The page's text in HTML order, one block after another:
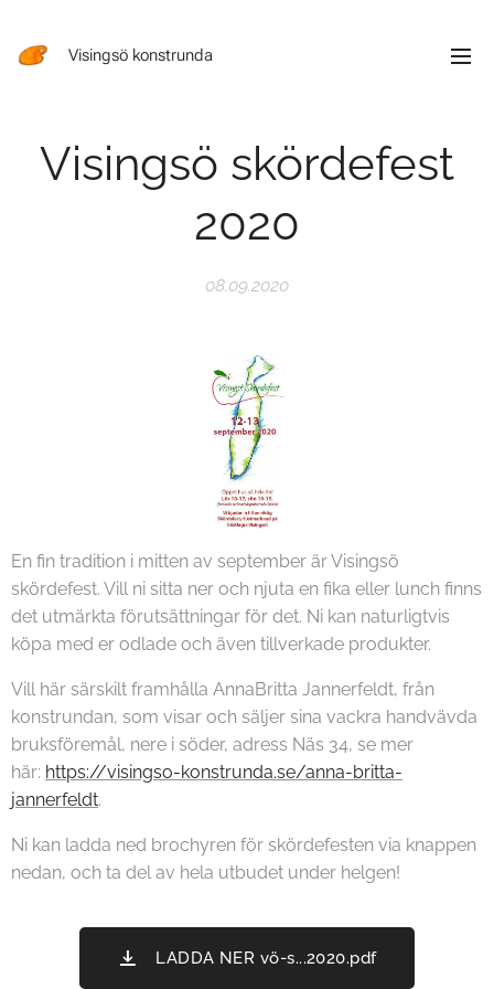
Visingsö konstrunda
Visingsö skördefest
2020
08.09.2020
En fin tradition i mitten av september är Visingsö
skördefest. Vill ni sitta ner och njuta en fika eller lunch finns
det utmärkta förutsättningar för det. Ni kan naturligtvis
köpa med er odlade och även tillverkade produkter.
Vill här särskilt framhålla AnnaBritta Jannerfeldt, från
konstrundan, som visar och säljer sina vackra handvävda
bruksföremål, nere i söder, adress Näs 34, se mer
här: https://visingso-konstrunda.se/anna-britta-
jannerfeldt.
Ni kan ladda ned brochyren för skördefesten via knappen
nedan, och ta del av hela utbudet under helgen!
LADDA NER vö-s...2020.pdf